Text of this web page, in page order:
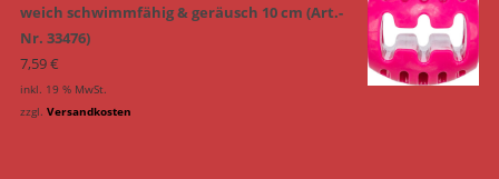
weich schwimmfähig & geräusch 10 cm (Art.-
Nr. 33476)
7,59€
inkl. 19 % MwSt.
zzgl. Versandkosten